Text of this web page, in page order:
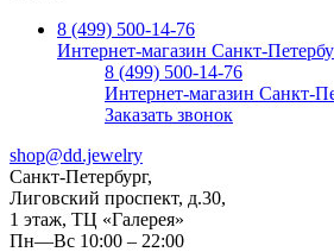
8 (499) 500-14-76
Интернет-магазин Санкт-
8 (499) 500-14-76
Интернет-магазин Санкт-
Заказать звонок
shop@dd.jewelry
Санкт-Петербург,
Лиговский проспект, д.30,
1 этаж, ТЦ «Галерея»
Пн—Вс 10:00 – 22:00